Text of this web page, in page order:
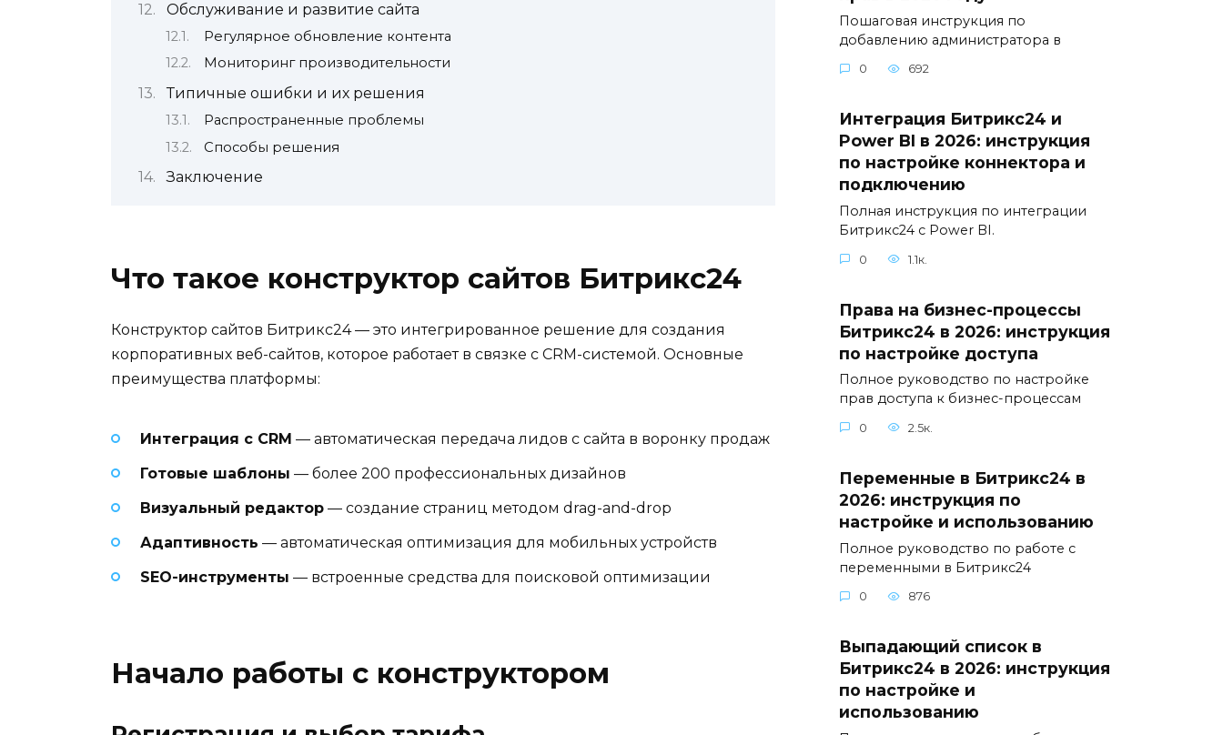
Обслуживание и развитие сайта
Регулярное обновление контента
Мониторинг производительности
Типичные ошибки и их решения
Распространенные проблемы
Способы решения
Заключение
Что такое конструктор сайтов Битрикс24
Конструктор сайтов Битрикс24 — это интегрированное решение для создания
корпоративных веб-сайтов, которое работает в связке с CRM-системой. Основные
преимущества платформы:
Интеграция с CRM — автоматическая передача лидов с сайта в воронку продаж
Готовые шаблоны — более 200 профессиональных дизайнов
Визуальный редактор — создание страниц методом drag-and-drop
Адаптивность — автоматическая оптимизация для мобильных устройств
SEO-инструменты — встроенные средства для поисковой оптимизации
Начало работы с конструктором
Пошаговая инструкция по
добавлению администратора в
0 692
Интеграция Битрикс24 и
Power BI в 2026: инструкция
по настройке коннектора и
подключению
Полная инструкция по интеграции
Битрикс24 с Power BI.
0 1.1к.
Права на бизнес-процессы
Битрикс24 в 2026: инструкция
по настройке доступа
Полное руководство по настройке
прав доступа к бизнес-процессам
0 2.5к.
Переменные в Битрикс24 в
2026: инструкция по
настройке и использованию
Полное руководство по работе с
переменными в Битрикс24
0 876
Выпадающий список в
Битрикс24 в 2026: инструкция
по настройке и
использованию